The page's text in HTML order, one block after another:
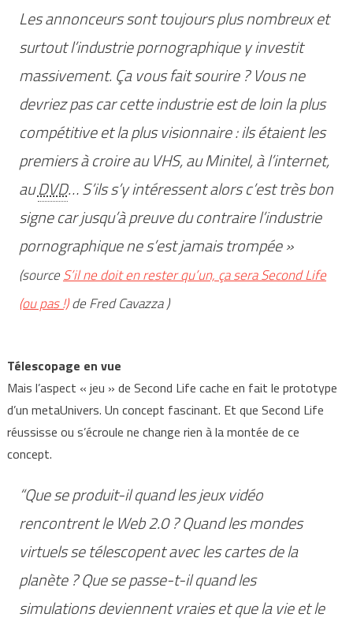
Les annonceurs sont toujours plus nombreux et
surtout l’industrie pornographique y investit
massivement. Ça vous fait sourire ? Vous ne
devriez pas car cette industrie est de loin la plus
compétitive et la plus visionnaire : ils étaient les
premiers à croire au VHS, au Minitel, à l’internet,
auDVD… S’ils s’y intéressent alors c’est très bon
signe car jusqu’à preuve du contraire l’industrie
pornographique ne s’est jamais trompée »
(sourceS’il ne doit en rester qu’un, ça sera Second Life
(ou pas !)de Fred Cavazza )
Télescopage en vue
Mais l’aspect « jeu » de Second Life cache en fait le prototype
d’un metaUnivers. Un concept fascinant. Et que Second Life
réussisse ou s’écroule ne change rien à la montée de ce
concept.
“Que se produit-il quand les jeux vidéo
rencontrent le Web 2.0 ? Quand les mondes
virtuels se télescopent avec les cartes de la
planète ? Que se passe-t-il quand les
simulations deviennent vraies et que la vie et le